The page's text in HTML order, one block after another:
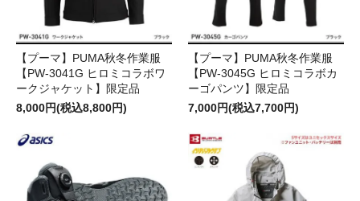
【プーマ】PUMA秋冬作業服
【PW-3041G ヒロミコラボワ
ークジャケット】限定品
8,000円(税込8,800円)
【プーマ】PUMA秋冬作業服
【PW-3045G ヒロミコラボカ
ーゴパンツ】限定品
7,000円(税込7,700円)